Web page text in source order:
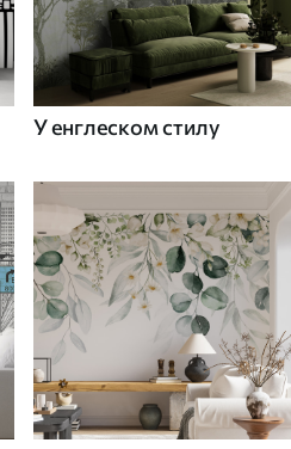
У енглеском стилу